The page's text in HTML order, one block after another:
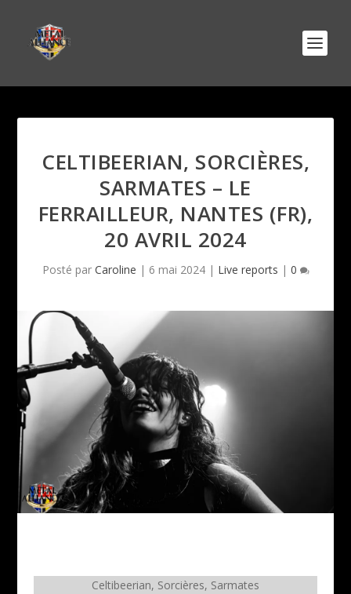
CELTIBEERIAN, SORCIÈRES,
SARMATES – LE
FERRAILLEUR, NANTES (FR),
20 AVRIL 2024
Posté par Caroline | 6 mai 2024| Live reports | 0
Celtibeerian, Sorcières, Sarmates